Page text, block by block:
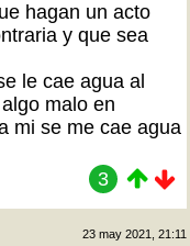
hagan un acto
y que sea
le cae agua al
malo en
mi se me cae agua
3
23 may 2021, 21:11